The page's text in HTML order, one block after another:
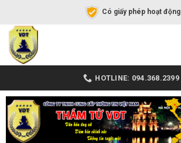
Có giấy phép hoạt động
HOTLINE: 094.368.2399